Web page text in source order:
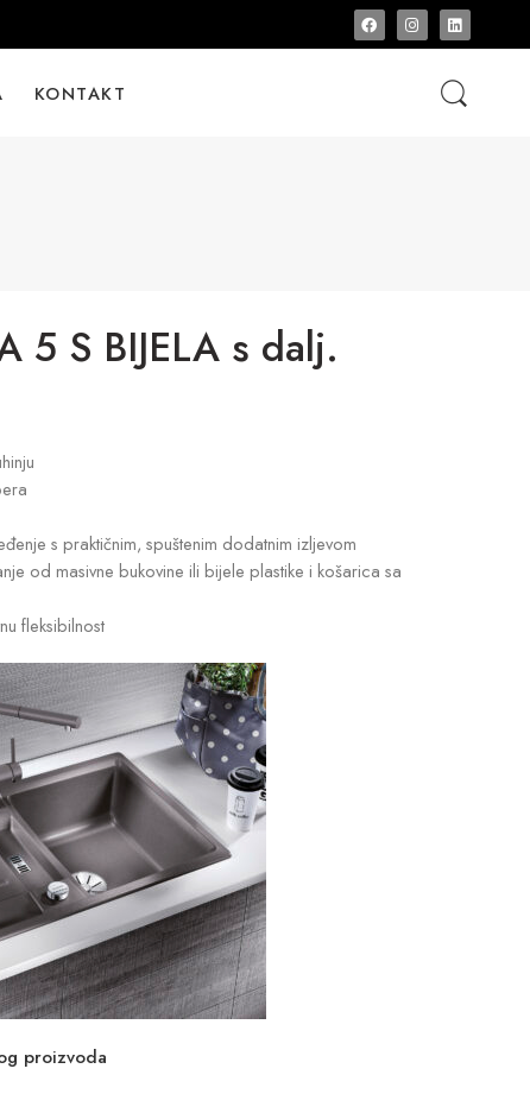
KONTAKT
5 S BIJELA s dalj.
s praktičnim, spuštenim dodatnim izljevom
od masivne bukovine ili bijele plastike i košarica sa
fleksibilnost
proizvoda